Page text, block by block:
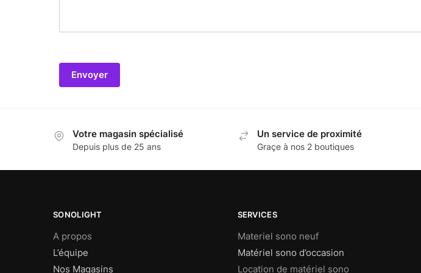
Envoyer
Votre magasin spécialisé
Depuis plus de 25 ans
Un service de proximité
Graçe à nos 2 boutiques
SONOLIGHT
A propos
L’équipe
Nos Magasins
SERVICES
Materiel sono neuf
Matériel sono d’occasion
Location de matériel sono